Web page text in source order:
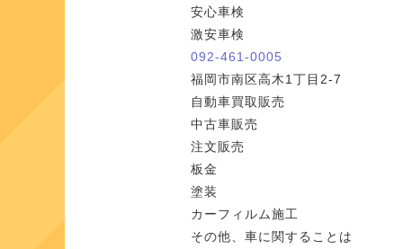
安心車検
激安車検
092-461-0005
福岡市南区高木1丁目2-7
自動車買取販売
中古車販売
注文販売
板金
塗装
カーフィルム施工
その他、車に関することは